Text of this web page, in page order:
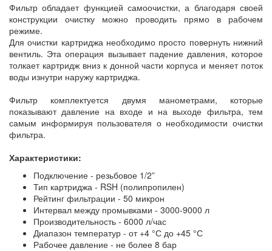
Фильтр обладает функцией самоочистки, а благодаря своей
конструкции очистку можно проводить прямо в рабочем
режиме.
Для очистки картриджа необходимо просто повернуть нижний
вентиль. Эта операция вызывает падение давления, которое
толкает картридж вниз к донной части корпуса и меняет поток
воды изнутри наружу картриджа.
Фильтр комплектуется двумя манометрами, которые
показывают давление на входе и на выходе фильтра, тем
самым информируя пользователя о необходимости очистки
фильтра.
Характеристики:
Подключение - резьбовое 1/2”
Тип картриджа - RSH (полипропилен)
Рейтинг фильтрации - 50 микрон
Интервал между промывками - 3000-9000 л
Производительность - 6000 л/час
Диапазон температур - от +4 °С до +45 °С
Рабочее давление - не более 8 бар